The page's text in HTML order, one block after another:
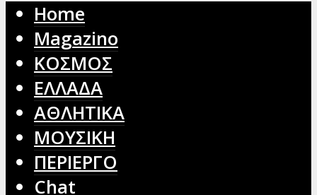
Home
Magazino
ΚΟΣΜΟΣ
ΕΛΛΑΔΑ
ΑΘΛΗΤΙΚΑ
ΜΟΥΣΙΚΗ
ΠΕΡΙΕΡΓΟ
Chat